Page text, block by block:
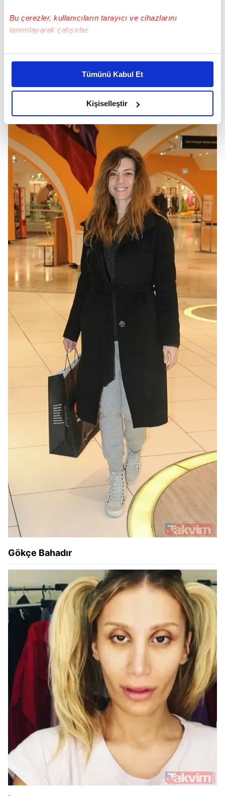
Bu çerezler, kullanıcıların tarayıcı ve cihazlarını
tanımlayarak çalışırlar.
Bu çerezlere izin vermeniz halinde sizlere özel
daha iyi reklam deneyimi yaşatabiliriz. Bunu yaparken
amacımızın size daha iyi bir reklam deneyimi sunmak
olduğunu ve sizlere en iyi içerikleri sunabilmek adına
elimizden gelen çabayı gösterdiğimizi ve bu noktada,
reklamların maliyetlerimizi karşılamak noktasında tek gelir
kalemimiz olduğunu sizlere hatırlatmak isteriz.
Her halükârda, kullanıcılar, bu çerezlere izin vermedikleri
takdirde, kullanıcılara hedefli reklamlar
gösterilmeyecektir."
Sizlere daha iyi bir hizmet sunabilmek için İnternet
Sitemizde kendimize ve üçüncü kişilere ait çerezler
kullanılmaktadır. Bu çerezler vasıtasıyla çeşitli kişisel
verileriniz işlenmekte olup gerekli olan çerezler bilgi
toplumu hizmetlerinin sunulması amacıyla
kullanılmaktadır. Diğer çerezler, sitemizin daha işlevsel
kılınması ve kişiselleştirilmesi ve sizlere yönelik
reklam/pazarlama faaliyetlerinin yapılması, amaçlarıyla
sınırlı olarak açık rızanız dahilinde kullanılacaktır.
Çerezlere ilişkin tercihlerinizi aşağıda yer alan panel
vasıtasıyla belirleyebilirsiniz. Çerezlere ilişkin detaylı bilgi
için Ayarlar butonuna tıklayabilir,
Çerez Bilgilendirme
Metnimiziziyaret edebilirsiniz.
6698 sayılı Kişisel Verilerin Korunması Kanunu uyarınca
hazırlanmış Aydınlatma Metnimizi okumak ve sitemizde
ilgili mevzuata uygun olarak kullanılan çerezlerle ilgili bilgi
almak için lütfentıklayınız
Tümünü Kabul Et
Kişiselleştir
Gökçe Bahadır